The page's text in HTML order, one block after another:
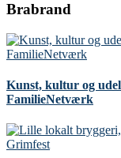
Brabrand
Kunst, kultur og
FamilieNetværk